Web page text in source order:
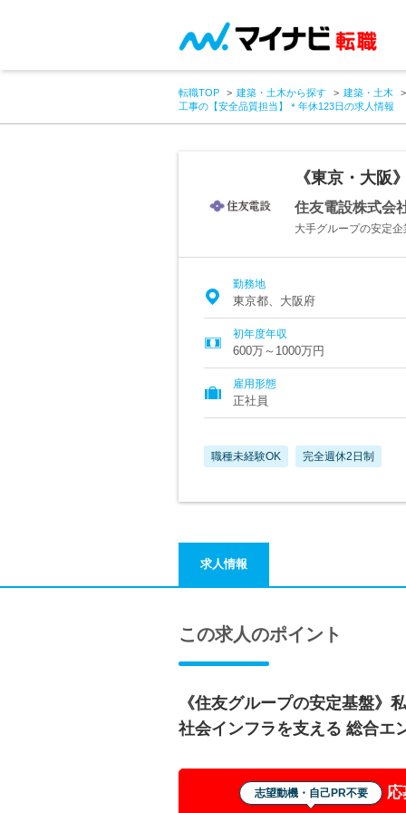
転職TOP 建築・土木から探す
建築・土木
工事の【安全品質担当】＊年休123日の求人情報
《東京・大阪
住友電設株式会
大手グループの安定
勤務地
東京都、大阪府
初年度年収
600万～1000万円
雇用形態
正社員
職種未経験OK 完全週休2日制
求人情報
この求人のポイント
《住友グループの安定基盤》
社会インフラを支える 総合エ
志望動機・自己PR不要